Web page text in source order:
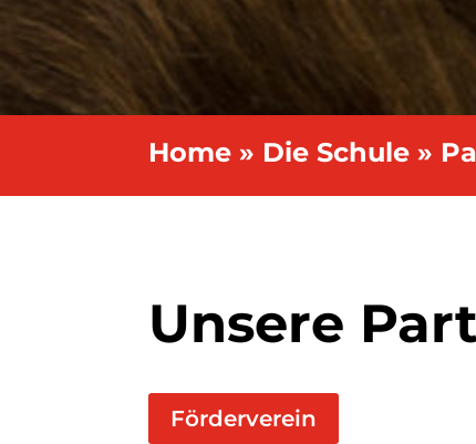
Home » Die Schule »
Unsere
Förderverein